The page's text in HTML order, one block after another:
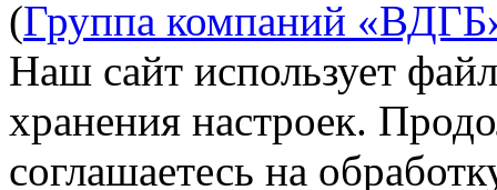
(Группа компаний
Наш сайт использует
хранения настроек.
соглашаетесь на